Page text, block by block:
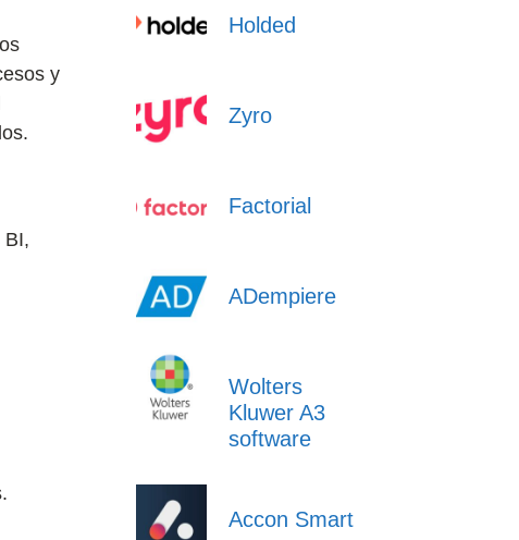
y
BI,
Holded
Zyro
Factorial
ADempiere
Wolters
Kluwer A3
software
Accon Smart